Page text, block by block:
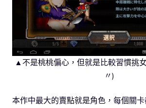
▲不是桃桃偏心，但就是比較習慣
〃)
本作中最大的賣點就是角色，每個關